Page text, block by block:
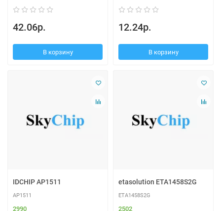
42.06р.
В корзину
12.24р.
В корзину
IDCHIP AP1511
AP1511
2990
etasolution ETA1458S2G
ETA1458S2G
2502